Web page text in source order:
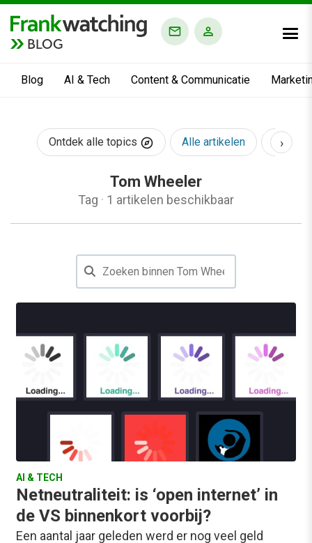
BLOG
Blog AI & Tech Content & Communicatie
Ontdek alle topics Alle artikelen AI &
›
Tom Wheeler
Tag · 1 artikelen beschikbaar
AI & TECH
Netneutraliteit: is ‘open internet’ in
de VS binnenkort voorbij?
Een aantal jaar geleden werd er nog veel geld